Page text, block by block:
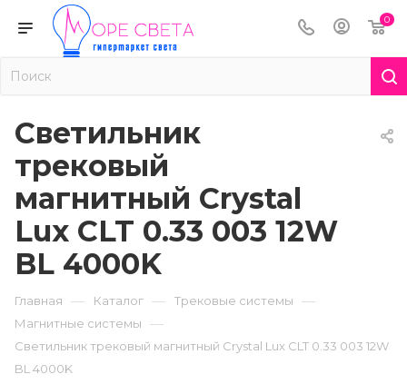
0
Светильник
трековый
магнитный Crystal
Lux CLT 0.33 003 12W
BL 4000K
Главная — Каталог — Трековые системы —
Магнитные системы —
Светильник трековый магнитный Crystal Lux CLT 0.33 003 12W
BL 4000K